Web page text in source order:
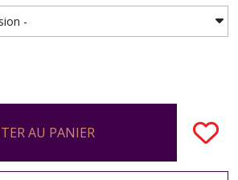
AU PANIER